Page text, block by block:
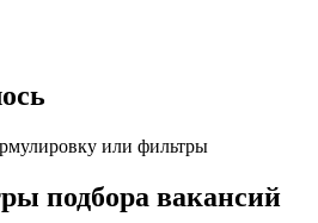
или фильтры
подбора вакансий